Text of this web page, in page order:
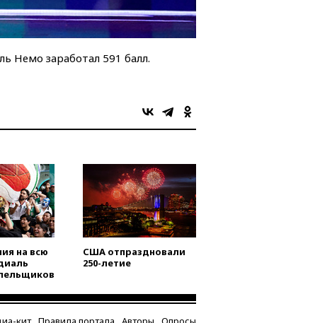
Немо заработал 591 балл.
на всю
США отпраздновали
250-летие